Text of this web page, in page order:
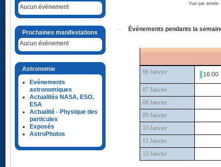
Aucun événement
Prochaines manifestations
Aucun événement
Astronomie
Evénements
astronomiques
Actualités NASA, ESO,
ESA
Actualité - Physique des
particules
Exposés
AstroPhotos
Vue par année
Événements pendants la
06 Janvier 16:00
07 Janvier
08 Janvier
09 Janvier
10 Janvier
11 Janvier
12 Janvier